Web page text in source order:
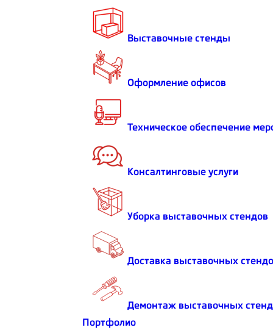
Выставочные стенды
Оформление офисов
Техническое обеспечение
Консалтинговые услуги
Уборка выставочных стендов
Доставка выставочных
Демонтаж выставочных
Портфолио
Выставочный стенд для Резипол
стенд online
или приезжайте в гости